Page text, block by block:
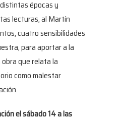
épocas y
lecturas, al Martín
cuatro sensibilidades
para aportar a la
que relata la
como malestar
el sábado 14 a las